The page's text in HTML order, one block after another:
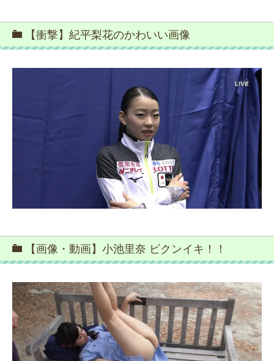
【衝撃】紀平梨花のかわいい画像
【画像・動画】小池里奈 ビクンイキ！！